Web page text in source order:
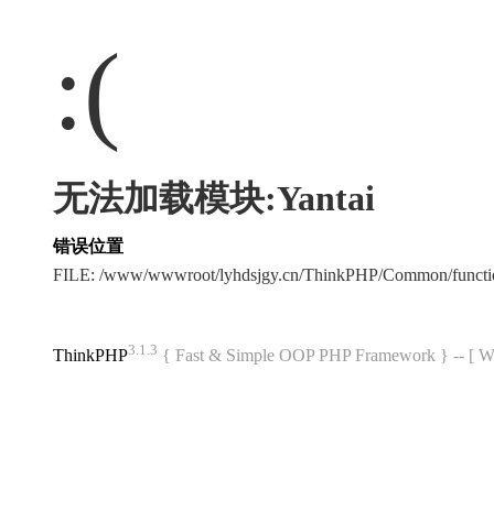
:(
无法加载模块:Yantai
错误位置
FILE: /www/wwwroot/lyhdsjgy.cn/ThinkPHP/Common/
ThinkPHP3.1.3 { Fast & Simple OOP PHP Framework } -- [